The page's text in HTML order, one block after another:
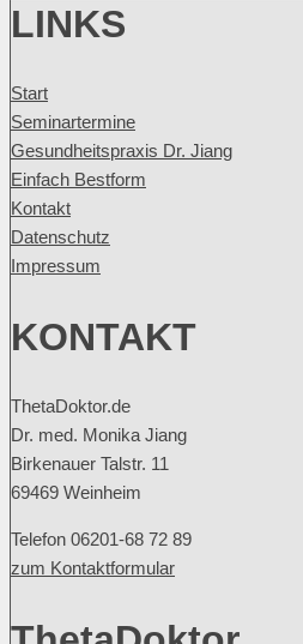
LINKS
Start
Seminartermine
Gesundheitspraxis Dr. Jiang
Einfach Bestform
Kontakt
Datenschutz
Impressum
KONTAKT
ThetaDoktor.de
Dr. med. Monika Jiang
Birkenauer Talstr. 11
69469 Weinheim
Telefon 06201-68 72 89
zum Kontaktformular